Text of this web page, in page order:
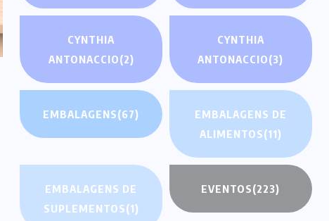
CYNTHIA
ANTONACCIO(2)
CYNTHIA
ANTONACCIO(3)
EMBALAGENS(67)
EMBALAGENS DE
ALIMENTOS(11)
EMBALAGENS DE
SUPLEMENTOS(1)
EVENTOS(223)